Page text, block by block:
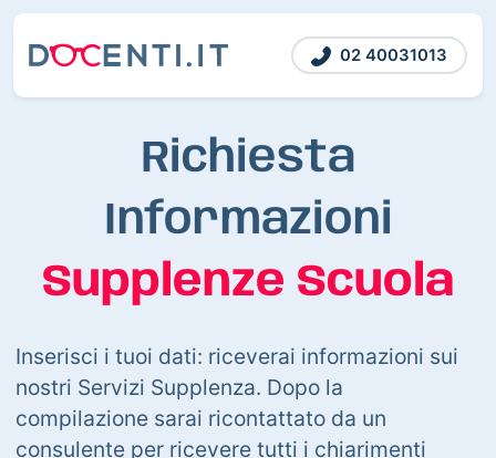
02 40031013
Richiesta
Informazioni
Supplenze Scuola
Inserisci i tuoi dati: riceverai informazioni sui
nostri Servizi Supplenza. Dopo la
compilazione sarai ricontattato da un
consulente per ricevere tutti i chiarimenti